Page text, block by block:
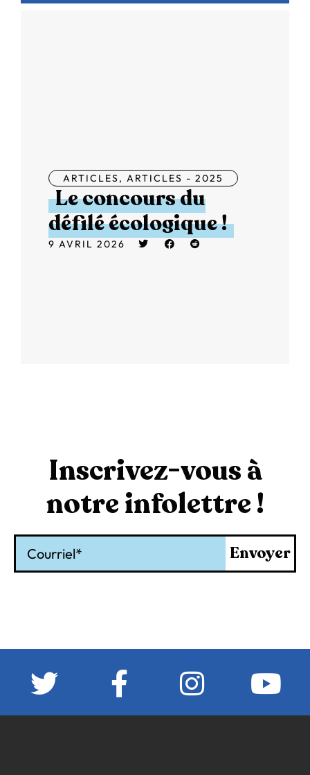
ARTICLES, ARTICLES - 2025
Le concours du
défilé écologique !
9 AVRIL 2026
Inscrivez-vous à
notre infolettre !
Envoyer